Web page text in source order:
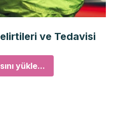
ve Tedavisi
yükle...